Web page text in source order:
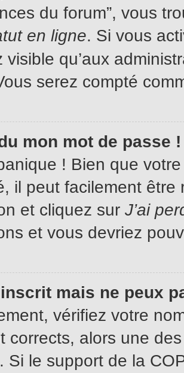
du forum”, vous
en ligne. Si vous
visible qu’aux
serez compté
mon mot de passe !
! Bien que
il peut facilement
et cliquez sur J’ai
et vous devriez
mais ne peux
vérifiez votre
corrects, alors une
Si le support de la